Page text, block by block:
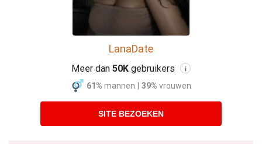
LanaDate
Meer dan 50K gebruikers i
61% mannen 39% vrouwen
SITE BEZOEKEN